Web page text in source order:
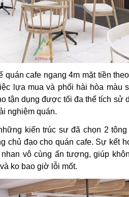
quán cafe ngang 4m mặt tiền
lựa mua và phối hài hòa màu
tận dụng được tối đa thể tích sử
nghiệm quán.
kiến trúc sư đã chọn 2
chủ đạo cho quán cafe. Sự kết
nhan vô cùng ấn tượng, giúp
ko bao giờ lỗi mốt.